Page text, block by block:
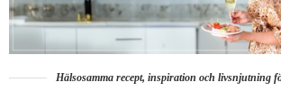
Hälsosamma recept, inspiration och livsnjutning